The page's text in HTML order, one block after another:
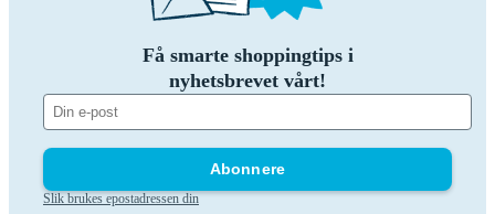
Få smarte shoppingtips i
nyhetsbrevet vårt!
Abonnere
Slik brukes epostadressen din